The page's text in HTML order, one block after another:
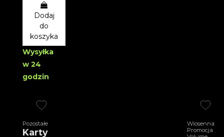
Dodaj
do
koszyka
Wysyłka
w 24
godzin
Pozostałe
Karty
Wiosenna
Promocja